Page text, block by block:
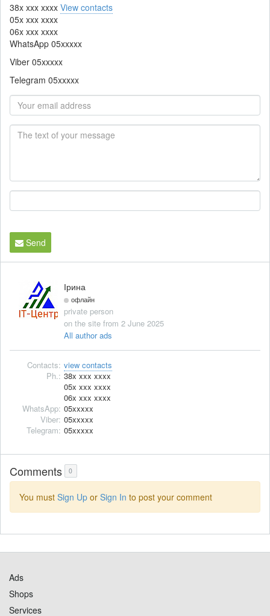
38x xxx xxxx View contacts
05x xxx xxxx
06x xxx xxxx
WhatsApp 05xxxxx
Viber 05xxxxx
Telegram 05xxxxx
Send
Ірина
офлайн
private person
on the site from 2 June 2025
All author ads
Contacts: view contacts
Ph.: 38x xxx xxxx
05x xxx xxxx
06x xxx xxxx
WhatsApp: 05xxxxx
Viber: 05xxxxx
Telegram: 05xxxxx
Comments 0
You must Sign Up or Sign In to post your comment
Ads
Shops
Services